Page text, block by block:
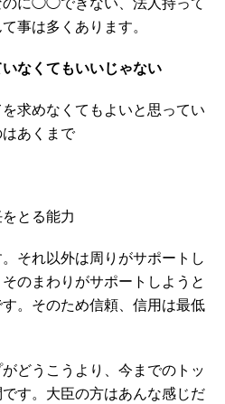
のに◯◯できない、法人持って
事は多くあります。
なくてもいいじゃない
求めなくてもよいと思ってい
あくまで
とる能力
それ以外は周りがサポートし
のまわりがサポートしようと
。そのため信頼、信用は最低
どうこうより、今までのトッ
す。大臣の方はあんな感じだ